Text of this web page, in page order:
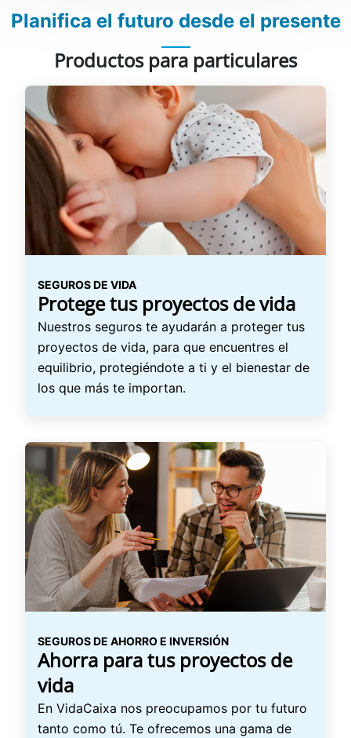
Planifica el futuro desde el presente
Productos para particulares
SEGUROS DE VIDA
Protege tus proyectos de vida
Nuestros seguros te ayudarán a proteger tus
proyectos de vida, para que encuentres el
equilibrio, protegiéndote a ti y el bienestar de
los que más te importan.
SEGUROS DE AHORRO E INVERSIÓN
Ahorra para tus proyectos de
vida
En VidaCaixa nos preocupamos por tu futuro
tanto como tú. Te ofrecemos una gama de